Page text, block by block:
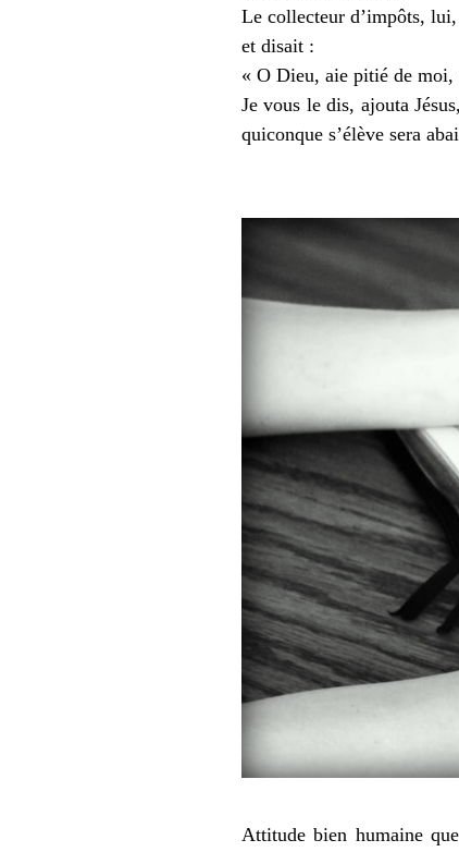
Le collecteur d’impôts,
et disait :
« O Dieu, aie pitié de moi,
Je vous le dis, ajouta
quiconque s’élève sera
Attitude bien humaine